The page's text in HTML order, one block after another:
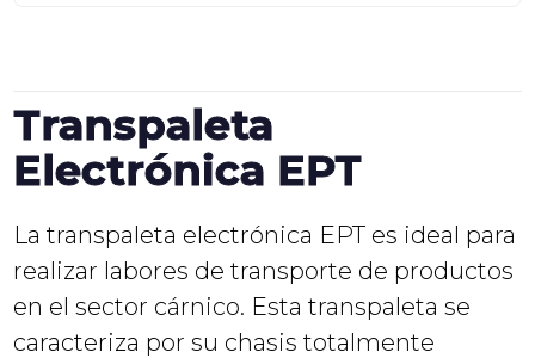
Transpaleta
Electrónica EPT
La transpaleta electrónica EPT es ideal para
realizar labores de transporte de productos
en el sector cárnico. Esta transpaleta se
caracteriza por su chasis totalmente